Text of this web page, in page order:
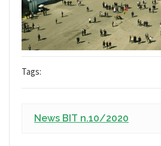
Tags:
News BIT n.10/2020